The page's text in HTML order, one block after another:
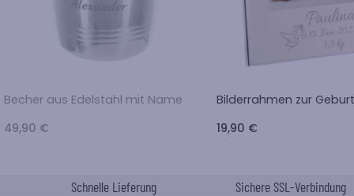
Becher aus Edelstahl mit Name
49,90 €
Bilderrahmen zur
19,90 €
Schnelle Lieferung Sichere SSL-Verbindung